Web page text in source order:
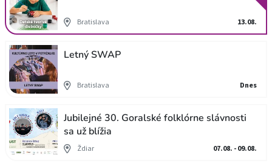
Bratislava 13.08.
Letný SWAP
Bratislava Dnes
Jubilejné 30. Goralské folklórne slávnosti
sa už blížia
Ždiar 07.08. - 09.08.